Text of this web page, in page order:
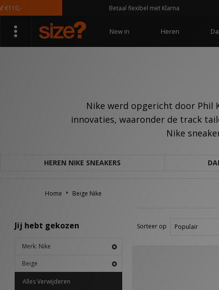
Betaal flexibel met Klarna
New in Heren
Nike werd opgericht door Phil
innovaties, waaronder de track
Nike
HEREN NIKE SNEAKERS
Home Beige Nike
Jij hebt gekozen
Merk: Nike
Beige
Alles Verwijderen
Sorteer op